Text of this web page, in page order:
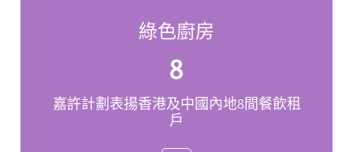
綠色廚房
8
嘉許計劃表揚香港及中國內地8間餐飲租
戶